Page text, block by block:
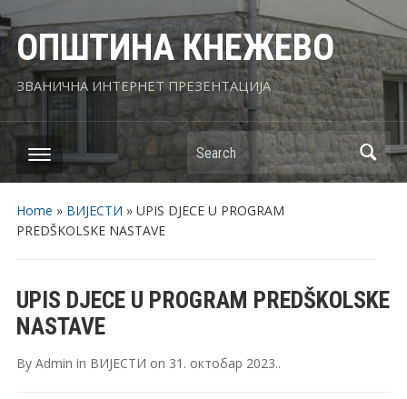
ОПШТИНА КНЕЖЕВО
ЗВАНИЧНА ИНТЕРНЕТ ПРЕЗЕНТАЦИЈА
Search
Home » ВИЈЕСТИ » UPIS DJECE U PROGRAM
PREDŠKOLSKE NASTAVE
UPIS DJECE U PROGRAM PREDŠKOLSKE
NASTAVE
By Admin in ВИЈЕСТИ on 31. октобар 2023..